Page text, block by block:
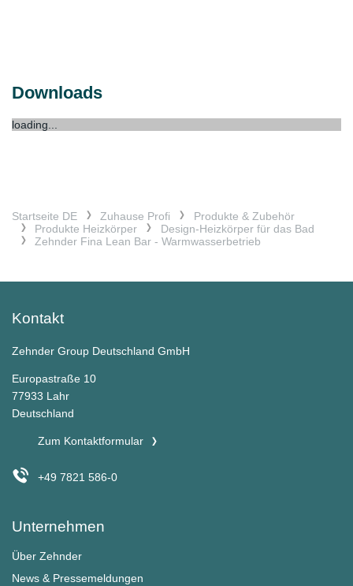
Downloads
loading...
Startseite DE Zuhause Profi
Produkte & Zubehör
Produkte Heizkörper
Design-Heizkörper für das Bad
Zehnder Fina Lean Bar - Warmwasserbetrieb
Kontakt
Zehnder Group Deutschland GmbH
Europastraße 10
77933 Lahr
Deutschland
Zum Kontaktformular
+49 7821 586-0
Unternehmen
Über Zehnder
News & Pressemeldungen